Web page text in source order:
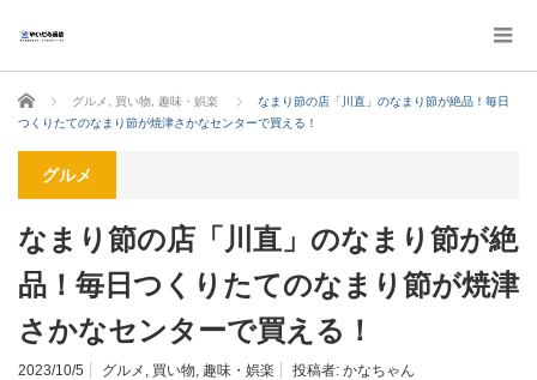
ホーム グルメ 買い物 趣味・娯楽
なまり節の店「川直」のなまり節が絶品！毎日
つくりたてのなまり節が焼津さかなセンターで買える！
グルメ
なまり節の店「川直」のなまり節が絶
品！毎日つくりたてのなまり節が焼津
さかなセンターで買える！
2023/10/5 グルメ , 買い物, 趣味・娯楽 投稿者: かなちゃん